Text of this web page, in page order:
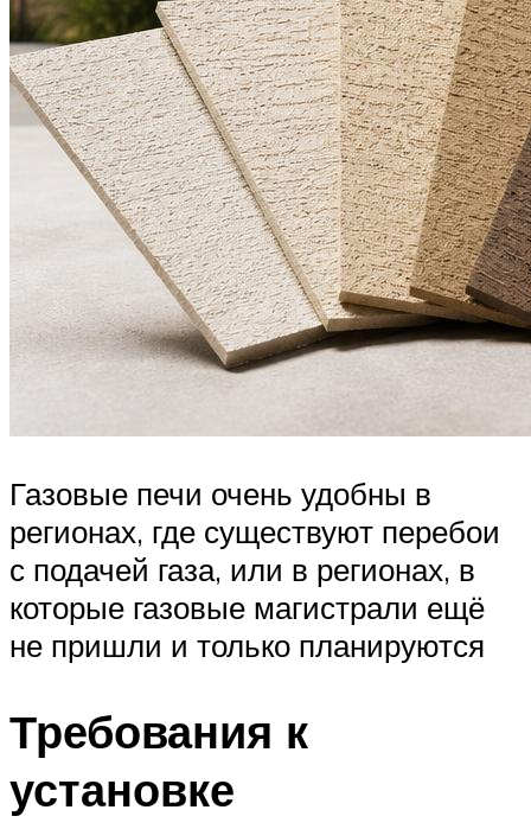
Газовые печи очень удобны в
регионах, где существуют перебои
с подачей газа, или в регионах, в
которые газовые магистрали ещё
не пришли и только планируются
Требования к
установке